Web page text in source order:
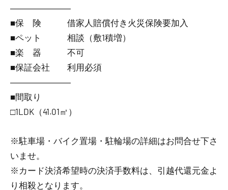
―――――――
■保 険 借家人賠償付き火災保険要加入
■ペット 相談（敷1積増）
■楽 器 不可
■保証会社 利用必須
―――――――
■間取り
□1LDK（41.01㎡）
※駐車場・バイク置場・駐輪場の詳細はお問合せ下さ
いませ。
※カード決済希望時の決済手数料は、引越代還元金よ
り相殺となります。